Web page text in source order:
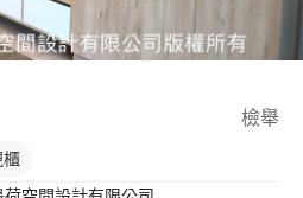
檢舉
櫃